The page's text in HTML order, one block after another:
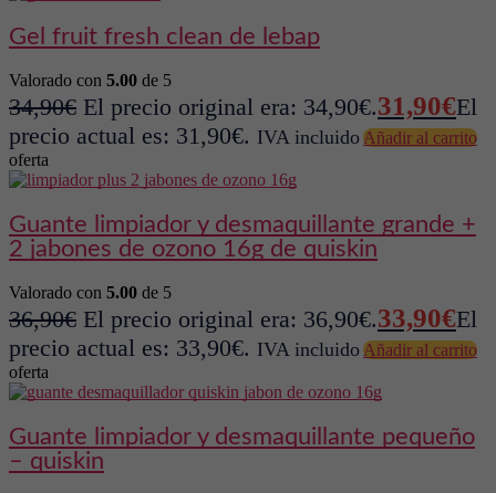
gel fruit fresh clean de lebap
Valorado con 5.00 de 5
34,90€ El precio original era: 34,90€.31,90€El
precio actual es: 31,90€. IVA incluidoAñadir al carrito
oferta
guante limpiador y desmaquillante grande +
2 jabones de ozono 16g de quiskin
Valorado con 5.00 de 5
36,90€ El precio original era: 36,90€.33,90€El
precio actual es: 33,90€. IVA incluidoAñadir al carrito
oferta
guante limpiador y desmaquillante pequeño
– quiskin